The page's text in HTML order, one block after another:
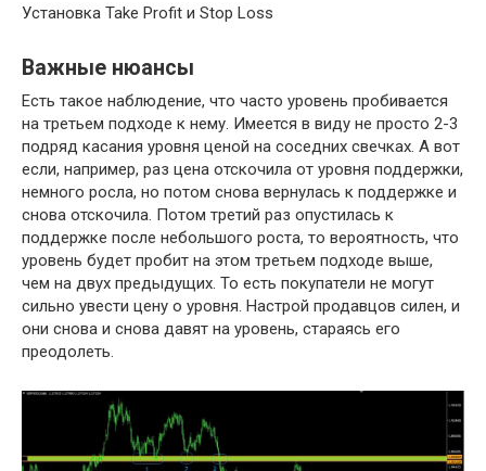
Установка Take Profit и Stop Loss
Важные нюансы
Есть такое наблюдение, что часто уровень пробивается
на третьем подходе к нему. Имеется в виду не просто 2-3
подряд касания уровня ценой на соседних свечках. А вот
если, например, раз цена отскочила от уровня поддержки,
немного росла, но потом снова вернулась к поддержке и
снова отскочила. Потом третий раз опустилась к
поддержке после небольшого роста, то вероятность, что
уровень будет пробит на этом третьем подходе выше,
чем на двух предыдущих. То есть покупатели не могут
сильно увести цену о уровня. Настрой продавцов силен, и
они снова и снова давят на уровень, стараясь его
преодолеть.